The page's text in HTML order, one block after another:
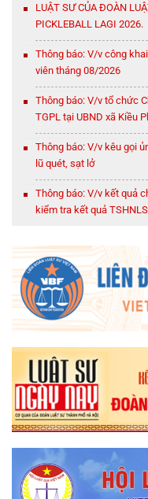
LUẬT SƯ CỦA ĐOÀN
PICKLEBALL LAGI 2026.
Thông báo: V/v công
viên tháng 08/2026
Thông báo: V/v tổ chức
TGPL tại UBND xã Kiều
Thông báo: V/v kêu gọi
lũ quét, sạt lở
Thông báo: V/v kết quả
kiểm tra kết quả